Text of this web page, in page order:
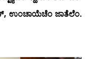
ಉಂಚಾಯೆಚೆಂ ಜಾತೆಲೆಂ.